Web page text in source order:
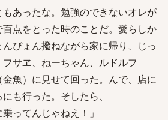
あったな。勉強のできないオレが
点をとった時のことだ。愛らしか
ぴょん撥ねながら家に帰り、じっ
サヱ、ねーちゃん、ルドルフ
金魚）に見せて回った。んで、店に
も行った。そしたら、
ってんじゃねえ！」